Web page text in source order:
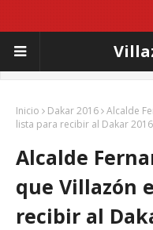
Inicio Dakar 2016 Alcalde
lista para recibir al Dakar 2016
Alcalde
que Villazón
recibir al